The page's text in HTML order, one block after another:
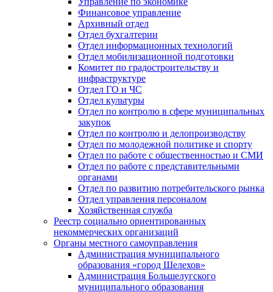
Финансовое управление
Архивный отдел
Отдел бухгалтерии
Отдел информационных технологий
Отдел мобилизационной подготовки
Комитет по градостроительству и
инфраструктуре
Отдел ГО и ЧС
Отдел культуры
Отдел по контролю в сфере муниципальных
закупок
Отдел по контролю и делопроизводству
Отдел по молодежной политике и спорту
Отдел по работе с общественностью и СМИ
Отдел по работе с представительными
органами
Отдел по развитию потребительского рынка
Отдел управления персоналом
Хозяйственная служба
Реестр социально ориентированных
некоммерческих организаций
Органы местного самоуправления
Администрация муниципального
образования «город Шелехов»
Администрация Большелугского
муниципального образования